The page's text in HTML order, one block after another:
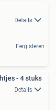
Details
Eergisteren
- 4 stuks
Details